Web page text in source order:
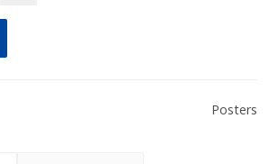
Posters